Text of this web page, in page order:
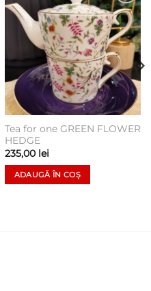
Add to
wishlist
Tea for one GREEN FLOWER
HEDGE
235,00 lei
ADAUGĂ ÎN COȘ